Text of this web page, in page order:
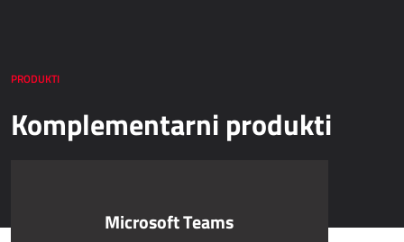
PRODUKTI
Komplementarni produkti
Microsoft Teams